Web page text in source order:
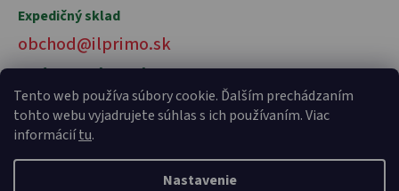
Tento web používa súbory cookie. Ďalším prechádzaním
tohto webu vyjadrujete súhlas s ich používaním. Viac
informáciítu.
Nastavenie
Expedičný sklad
obchod@ilprimo.sk
V prípade otázok nás kontaktujte